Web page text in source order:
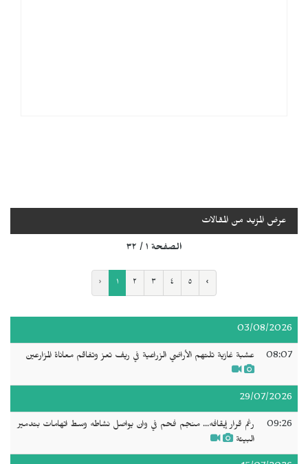
عرض المزيد من المقالات
الصفحة ١ / ٣٢
‹ ١ ٢ ٣ ٤ ٥ ›
03/08/2026
08:07 عشبة غازية تلتهم الأراضي الزراعية في ريف تعز وتفاقم معاناة المزارعين
29/07/2026
09:26
رغم قرار إيقافه... منجم فحم في وان يواصل نشاطه وسط اتهامات بتدمير
البيئة